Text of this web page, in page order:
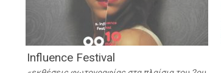
Influence Festival